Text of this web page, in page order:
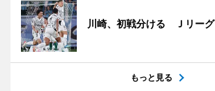
川崎、初戦分ける Ｊリーグ
もっと見る